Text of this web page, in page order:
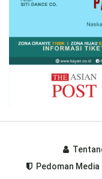
Pedoman Media